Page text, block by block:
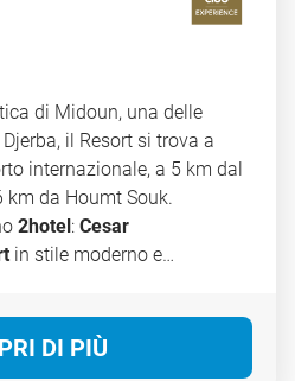
di Midoun, una delle
il Resort si trova a
internazionale, a 5 km dal
km da Houmt Souk.
2hotel: Cesar
in stile moderno e
il grande parco di 12 ettari
la magica atmosfera tunisina
abitazioni come fosse una
DI PIÙ